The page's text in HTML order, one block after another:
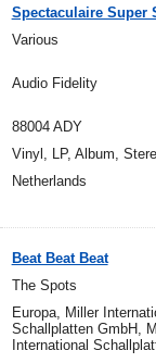
Spectaculaire Super
Various
Audio Fidelity
88004 ADY
Vinyl, LP, Album,
Netherlands
Beat Beat Beat
The Spots
Europa, Miller
Schallplatten GmbH,
International